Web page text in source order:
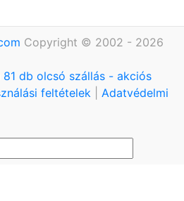
Copyright © 2002 - 2026
db olcsó szállás - akciós
feltételek
Adatvédelmi